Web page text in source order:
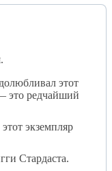
.
этот
это редчайший
экземпляр
Стардаста.